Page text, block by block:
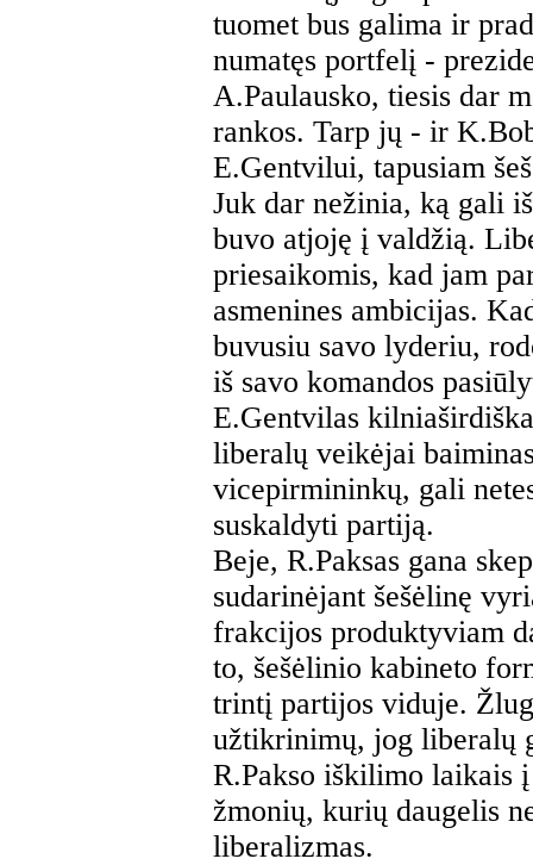
tuomet bus galima ir
numatęs portfelį -
A.Paulausko, tiesis dar
rankos. Tarp jų - ir
E.Gentvilui, tapusiam
Juk dar nežinia, ką gali
buvo atjoję į valdžią.
priesaikomis, kad jam
asmenines ambicijas.
buvusiu savo lyderiu,
iš savo komandos
E.Gentvilas
liberalų veikėjai
vicepirmininkų, gali
suskaldyti partiją.
Beje, R.Paksas gana
sudarinėjant šešėlinę
frakcijos produktyviam
to, šešėlinio kabineto
trintį partijos viduje.
užtikrinimų, jog liberalų
R.Pakso iškilimo laikais
žmonių, kurių daugelis
liberalizmas.